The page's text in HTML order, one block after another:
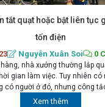
tắt quạt hoặc bật liên tục
tốn điện
Nguyễn Xuân Soi 0
hàng, nhà xưởng thường lắp
gian làm việc. Tuy nhiên có
có người ở đó, nhưng công
để tắt và bật. - Nhà vệ sinh nhà
Xem thêm